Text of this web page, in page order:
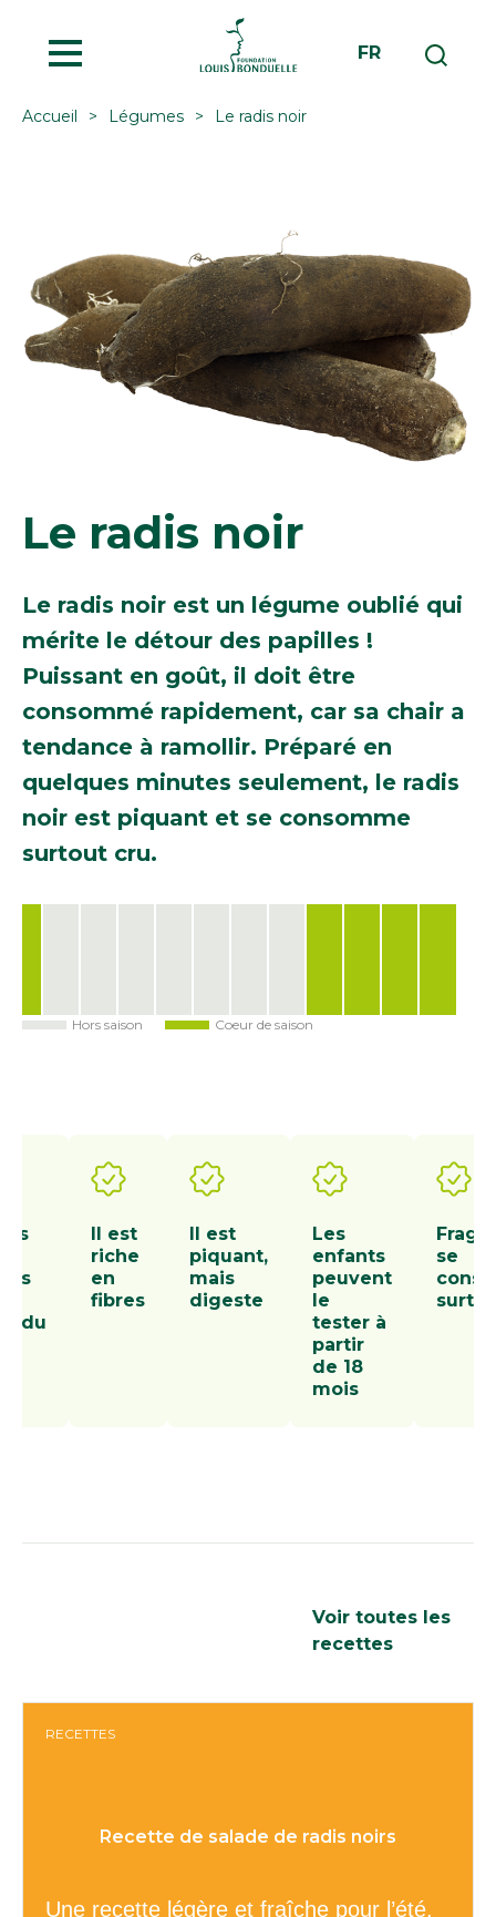
FR
Accueil Légumes Le radis noir
Le radis noir
Le radis noir est un légume oublié qui
mérite le détour des papilles !
Puissant en goût, il doit être
consommé rapidement, car sa chair a
tendance à ramollir. Préparé en
quelques minutes seulement, le radis
noir est piquant et se consomme
surtout cru.
Hors saison Coeur de saison
Il est
riche
en
fibres
Il est
piquant,
mais
digeste
Les
enfants
peuvent
le
tester à
partir
de 18
mois
se
Voir toutes les
recettes
RECETTES
Recette de salade de radis noirs
Une recette légère et fraîche pour l’été.